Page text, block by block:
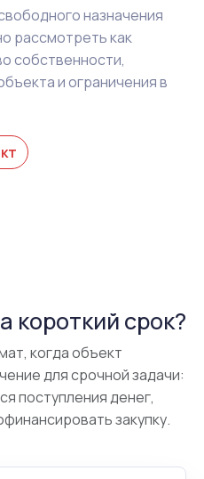
назначения
рассмотреть как
собственности,
и ограничения в
короткий срок?
когда объект
для срочной задачи:
поступления денег,
закупку.